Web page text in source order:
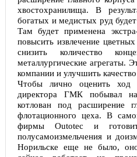
хвостохранилища. В
богатых и медистых руд
Там будет применена
повысить извлечение
снизить количество
металлургические агрегаты.
компании и улучшить
Чтобы лично оценить ход
директора ГМК побывал на
котлован под расширение
флотационного цеха. В
фирмы Outotec и
полусамоизмельчения и
Норильске еще не было,